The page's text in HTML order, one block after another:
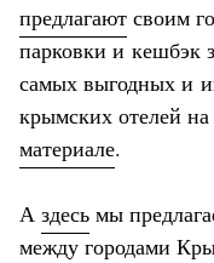
предлагают своим
парковки и кешбэк
самых выгодных и
крымских отелей
материале.
А здесь мы
между городами